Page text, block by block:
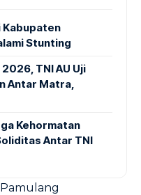
Kabupaten
Stunting
TNI AU Uji
Antar Matra,
Kehormatan
Antar TNI